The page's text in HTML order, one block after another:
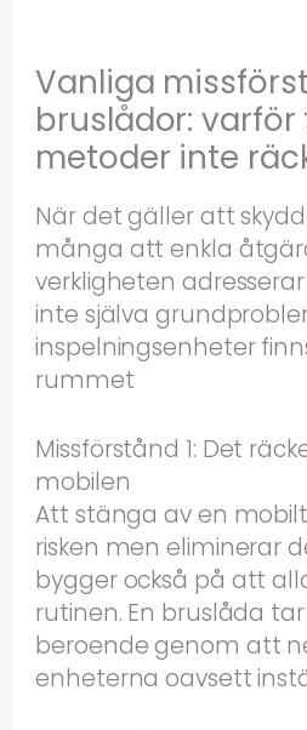
Vanliga
bruslådor:
metoder inte
När det gäller att
många att enkla
verkligheten
inte själva
inspelningsenheter
rummet
Missförstånd 1: Det
mobilen
Att stänga av en
risken men eliminerar
bygger också på att
rutinen. En bruslåda
beroende genom att
enheterna oavsett